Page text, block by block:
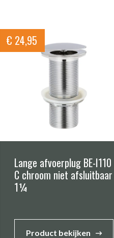
€ 24,95
Lange afvoerplug BE-I110
C chroom niet afsluitbaar
1¼
Product bekijken